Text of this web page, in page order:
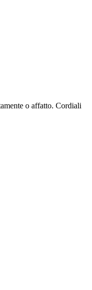
o affatto. Cordiali